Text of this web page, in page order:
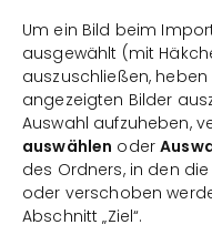
Um ein Bild beim
ausgewählt (mit
auszuschließen, heben
angezeigten Bilder
Auswahl aufzuheben,
auswählen oder
des Ordners, in den
oder verschoben
Abschnitt „Ziel“.